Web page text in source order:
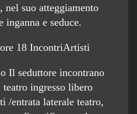
suo atteggiamento
inganna e seduce.
18 IncontriArtisti
Il seduttore incontrano
ingresso libero
/entrata laterale teatro,